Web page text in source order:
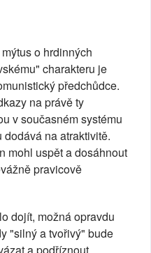
o hrdinných
charakteru je
předchůdce.
na právě ty
v současném systému
na atraktivitě.
mohl uspět a dosáhnout
pravicově
dojít, možná opravdu
"silný a tvořivý" bude